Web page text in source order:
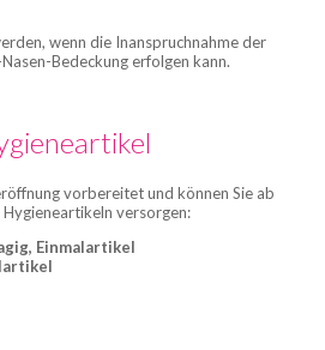
wenn die Inanspruchnahme der
Bedeckung erfolgen kann.
vorbereitet und können Sie ab
versorgen:
Einmalartikel